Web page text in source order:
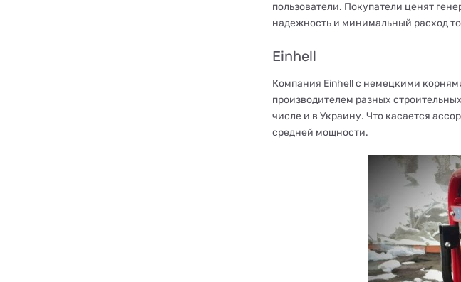
пользователи. Покупатели ценят
надежность и минимальный расход
Einhell
Компания Einhell с немецкими
производителем разных
числе и в Украину. Что касается
средней мощности.